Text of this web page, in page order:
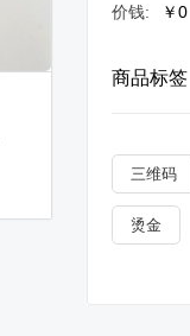
价钱:
商品标签
三维码
烫金